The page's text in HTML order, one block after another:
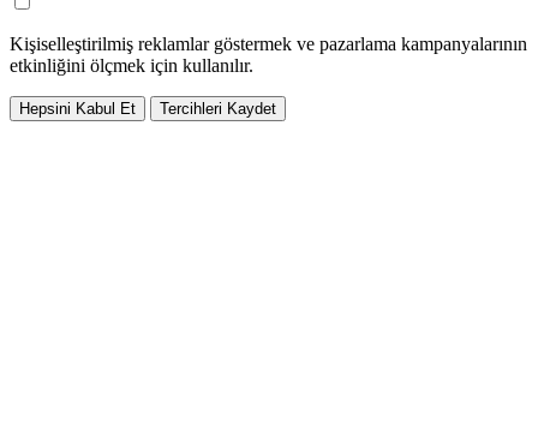
Kişiselleştirilmiş reklamlar göstermek ve pazarlama kampanyalarının
etkinliğini ölçmek için kullanılır.
Hepsini Kabul Et Tercihleri Kaydet